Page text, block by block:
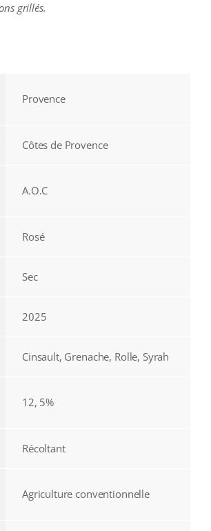
grillés.
Provence
Côtes de Provence
A.O.C
Rosé
Sec
2025
Cinsault, Grenache, Rolle, Syrah
12, 5%
Récoltant
Agriculture conventionnelle